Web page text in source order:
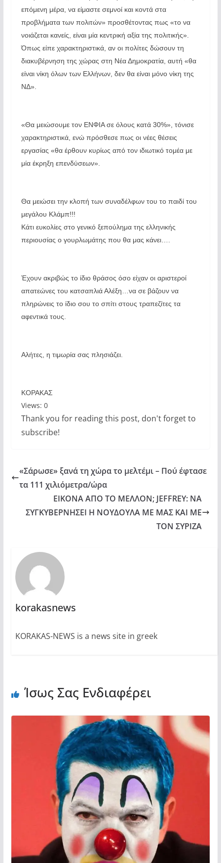
επόμενη μέρα, να είμαστε σεμνοί και κοντά στα
προβλήματα των πολιτών» προσθέτοντας πως «το να
νοιάζεται κανείς, είναι μία κεντρική αξία της πολιτικής».
Όπως είπε χαρακτηριστικά, αν οι πολίτες δώσουν τη
διακυβέρνηση της χώρας στη Νέα Δημοκρατία, αυτή «θα
είναι νίκη όλων των Ελλήνων, δεν θα είναι μόνο νίκη της
ΝΔ».
«Θα μειώσουμε τον ΕΝΦΙΑ σε όλους κατά 30%», τόνισε
χαρακτηριστικά, ενώ πρόσθεσε πως οι νέες θέσεις
εργασίας «θα έρθουν κυρίως από τον ιδιωτικό τομέα με
μία έκρηξη επενδύσεων».
Θα μειώσει την κλοπή των συναδέλφων του το παιδί του
μεγάλου Κλάμπ!!!
Κάτι ευκολίες στο γενικό ξεπούλημα της ελληνικής
περιουσίας ο γουρλωμάτης που θα μας κάνει….
Έχουν ακριβώς το ίδιο θράσος όσο είχαν οι αριστεροί
απατεώνες του κατσαπλιά Αλέξη…να σε βάζουν να
πληρώνεις το ίδιο σου το σπίτι στους τραπεζίτες τα
αφεντικά τους.
Αλήτες, η τιμωρία σας πλησιάζει.
ΚΟΡΑΚΑΣ
Views: 0
Thank you for reading this post, don't forget to
subscribe!
«Σάρωσε» ξανά τη χώρα το μελτέμι – Πού έφτασε
τα 111 χιλιόμετρα/ώρα
ΕΙΚΟΝΑ ΑΠΟ ΤΟ ΜΕΛΛΟΝ; JEFFREY: ΝΑ
ΣΥΓΚΥΒΕΡΝΗΣΕΙ Η ΝΟΥΔΟΥΛΑ ΜΕ ΜΑΣ ΚΑΙ ΜΕ
ΤΟΝ ΣΥΡΙΖΑ
korakasnews
KORAKAS-NEWS is a news site in greek
Ίσως Σας Ενδιαφέρει